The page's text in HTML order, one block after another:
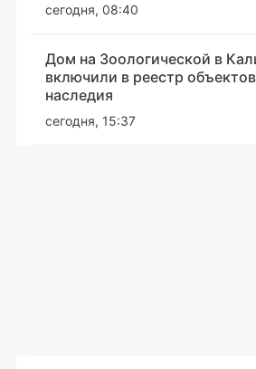
сегодня, 08:40
Дом на Зоологической в
включили в реестр
наследия
сегодня, 15:37